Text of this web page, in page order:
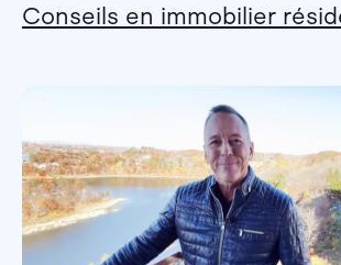
Conseils en immobilier